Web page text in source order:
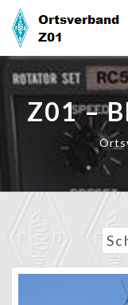
Skip
content
Z01 –